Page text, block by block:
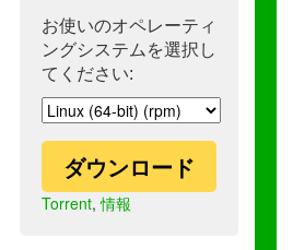
お使いのオペレーティ
ングシステムを選択し
てください:
ダウンロード
Torrent,情報